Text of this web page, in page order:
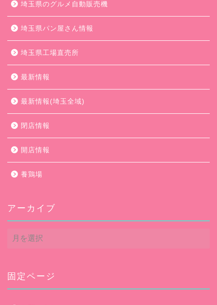
埼玉県のグルメ自動販売機
埼玉県パン屋さん情報
埼玉県工場直売所
最新情報
最新情報(埼玉全域)
閉店情報
開店情報
養鶏場
アーカイブ
ア
ー
ブ
固定ページ